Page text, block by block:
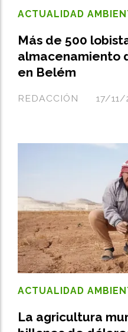
Más de 500
almacenamiento
en Belém
REDACCIÓN
ACTUALIDAD
17/11/
La agricultura
ACTUALIDAD